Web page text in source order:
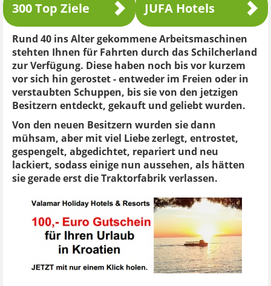
300 Top Ziele JUFA Hotels
Rund 40 ins Alter gekommene Arbeitsmaschinen
stehten Ihnen für Fahrten durch das Schilcherland
zur Verfügung. Diese haben noch bis vor kurzem
vor sich hin gerostet - entweder im Freien oder in
verstaubten Schuppen, bis sie von den jetzigen
Besitzern entdeckt, gekauft und geliebt wurden.
Von den neuen Besitzern wurden sie dann
mühsam, aber mit viel Liebe zerlegt, entrostet,
gespengelt, abgedichtet, repariert und neu
lackiert, sodass einige nun aussehen, als hätten
sie gerade erst die Traktorfabrik verlassen.